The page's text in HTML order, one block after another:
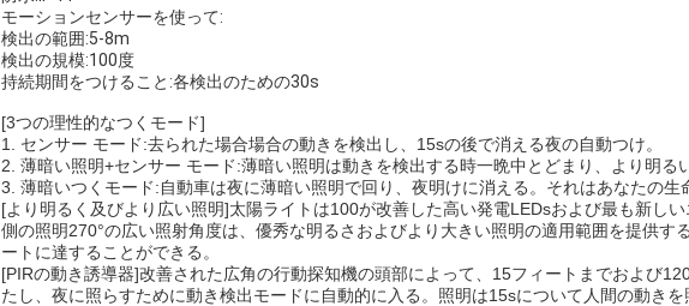
モーションセンサーを使って:
検出の範囲:5-8m
検出の規模:100度
持続期間をつけること:各検出のための30s
[3つの理性的なつくモード]
1. センサー モード:去られた場合場合の動きを検出し、15sの後で消える夜の自動つけ。
2. 薄暗い照明+センサー モード:薄暗い照明は動きを検出する時一晩中とどまり、より明る
3. 薄暗いつくモード:自動車は夜に薄暗い照明で回り、夜明けに消える。それはあなたの生
[より明るく及びより広い照明]太陽ライトは100が改善した高い発電LEDsおよび最も新し
側の照明270°の広い照射角度は、優秀な明るさおよびより大きい照明の適用範囲を提供す
ートに達することができる。
[PIRの動き誘導器]改善された広角の行動探知機の頭部によって、15フィートまでおよび
たし、夜に照らすために動き検出モードに自動的に入る。照明は15sについて人間の動き